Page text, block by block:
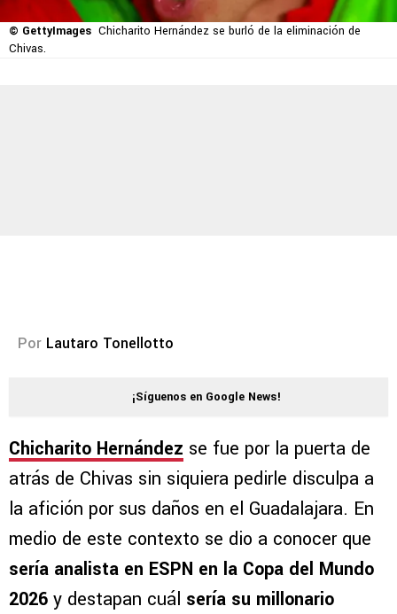
© GettyImages Chicharito Hernández se burló de la eliminación de
Chivas.
Por Lautaro Tonellotto
¡Síguenos en Google News!
Chicharito Hernández se fue por la puerta de
atrás de Chivas sin siquiera pedirle disculpa a
la afición por sus daños en el Guadalajara. En
medio de este contexto se dio a conocer que
sería analista en ESPN en la Copa del Mundo
2026 y destapan cuál sería su millonario